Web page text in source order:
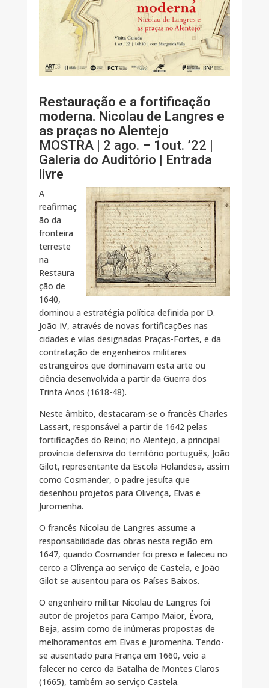
Restauração e a fortificação
moderna. Nicolau de Langres e
as praças no Alentejo
MOSTRA | 2 ago. – 1out. ’22 |
Galeria do Auditório | Entrada
livre
A
reafirmaç
ão da
fronteira
terreste
na
Restaura
ção de
1640,
dominou a estratégia política definida por D.
João IV, através de novas fortificações nas
cidades e vilas designadas Praças-Fortes, e da
contratação de engenheiros militares
estrangeiros que dominavam esta arte ou
ciência desenvolvida a partir da Guerra dos
Trinta Anos (1618-48).
Neste âmbito, destacaram-se o francês Charles
Lassart, responsável a partir de 1642 pelas
fortificações do Reino; no Alentejo, a principal
província defensiva do território português, João
Gilot, representante da Escola Holandesa, assim
como Cosmander, o padre jesuíta que
desenhou projetos para Olivença, Elvas e
Juromenha.
O francês Nicolau de Langres assume a
responsabilidade das obras nesta região em
1647, quando Cosmander foi preso e faleceu no
cerco a Olivença ao serviço de Castela, e João
Gilot se ausentou para os Países Baixos.
O engenheiro militar Nicolau de Langres foi
autor de projetos para Campo Maior, Évora,
Beja, assim como de inúmeras propostas de
melhoramentos em Elvas e Juromenha. Tendo-
se ausentado para França em 1660, veio a
falecer no cerco da Batalha de Montes Claros
(1665), também ao serviço Castela.